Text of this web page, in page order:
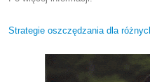
Strategie oszczędzania dla